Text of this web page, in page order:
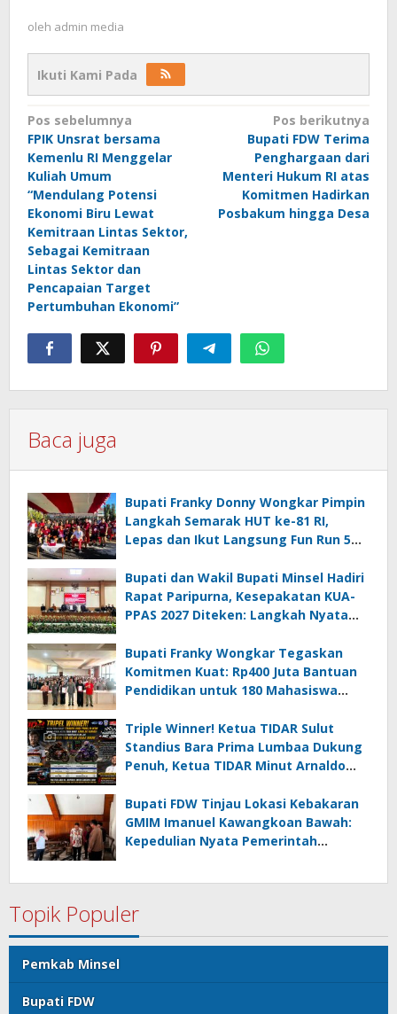
oleh admin media
Ikuti Kami Pada
Navigasi
pos
Pos sebelumnya
FPIK Unsrat bersama
Kemenlu RI Menggelar
Kuliah Umum
“Mendulang Potensi
Ekonomi Biru Lewat
Kemitraan Lintas Sektor,
Sebagai Kemitraan
Lintas Sektor dan
Pencapaian Target
Pertumbuhan Ekonomi”
Pos berikutnya
Bupati FDW Terima
Penghargaan dari
Menteri Hukum RI atas
Komitmen Hadirkan
Posbakum hingga Desa
Baca juga
Bupati Franky Donny Wongkar Pimpin
Langkah Semarak HUT ke-81 RI,
Lepas dan Ikut Langsung Fun Run 5
Bupati dan Wakil Bupati Minsel Hadiri
Rapat Paripurna, Kesepakatan KUA-
PPAS 2027 Diteken: Langkah Nyata
Bupati Franky Wongkar Tegaskan
Komitmen Kuat: Rp400 Juta Bantuan
Pendidikan untuk 180 Mahasiswa
Triple Winner! Ketua TIDAR Sulut
Standius Bara Prima Lumbaa Dukung
Penuh, Ketua TIDAR Minut Arnaldo
05 MC JOE Sapu Bersih Tiga Gelar
Juara Umum
Bupati FDW Tinjau Lokasi Kebakaran
GMIM Imanuel Kawangkoan Bawah:
Kepedulian Nyata Pemerintah
Topik Populer
Pemkab Minsel
Bupati FDW